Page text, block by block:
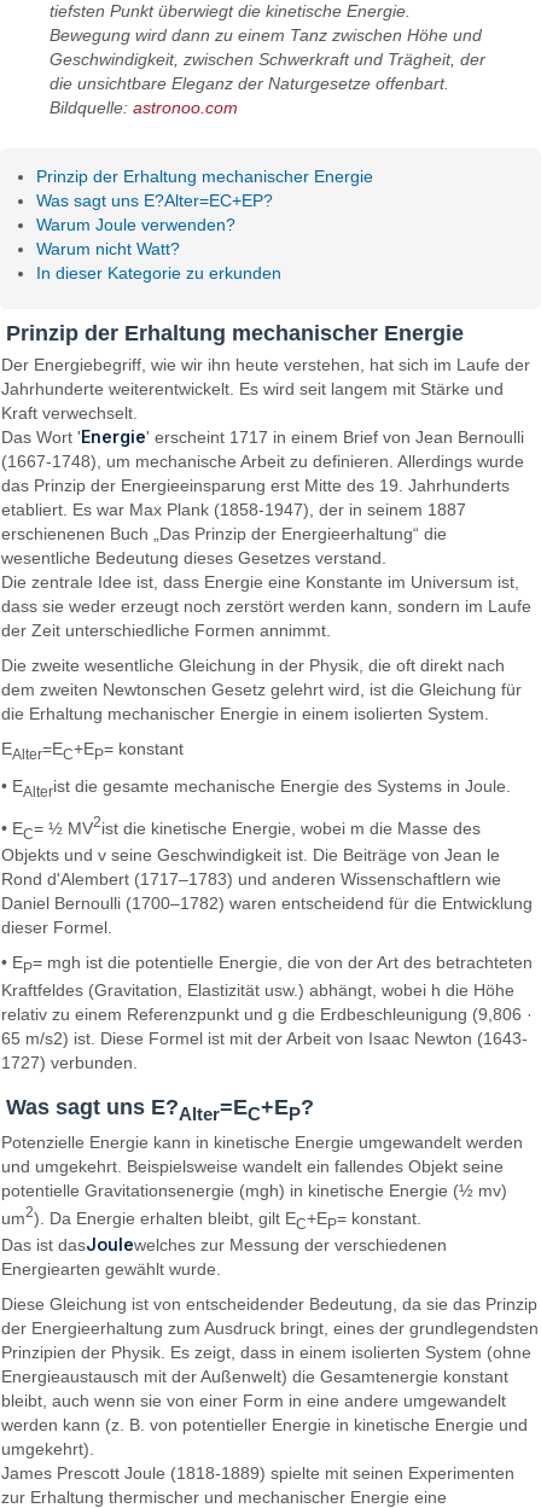
tiefsten Punkt überwiegt die kinetische Energie.
Bewegung wird dann zu einem Tanz zwischen Höhe und
Geschwindigkeit, zwischen Schwerkraft und Trägheit, der
die unsichtbare Eleganz der Naturgesetze offenbart.
Bildquelle:astronoo.com
Prinzip der Erhaltung mechanischer Energie
Was sagt uns E?Alter=EC+EP?
Warum Joule verwenden?
Warum nicht Watt?
In dieser Kategorie zu erkunden
Prinzip der Erhaltung mechanischer Energie
Der Energiebegriff, wie wir ihn heute verstehen, hat sich im Laufe der
Jahrhunderte weiterentwickelt. Es wird seit langem mit Stärke und
Kraft verwechselt.
Das Wort 'Energie' erscheint 1717 in einem Brief von Jean Bernoulli
(1667-1748), um mechanische Arbeit zu definieren. Allerdings wurde
das Prinzip der Energieeinsparung erst Mitte des 19. Jahrhunderts
etabliert. Es war Max Plank (1858-1947), der in seinem 1887
erschienenen Buch „Das Prinzip der Energieerhaltung“ die
wesentliche Bedeutung dieses Gesetzes verstand.
Die zentrale Idee ist, dass Energie eine Konstante im Universum ist,
dass sie weder erzeugt noch zerstört werden kann, sondern im Laufe
der Zeit unterschiedliche Formen annimmt.
Die zweite wesentliche Gleichung in der Physik, die oft direkt nach
dem zweiten Newtonschen Gesetz gelehrt wird, ist die Gleichung für
die Erhaltung mechanischer Energie in einem isolierten System.
EAlter=EC+EP= konstant
• EAlterist die gesamte mechanische Energie des Systems in Joule.
• EC= ½ MV2ist die kinetische Energie, wobei m die Masse des
Objekts und v seine Geschwindigkeit ist. Die Beiträge von Jean le
Rond d'Alembert (1717–1783) und anderen Wissenschaftlern wie
Daniel Bernoulli (1700–1782) waren entscheidend für die Entwicklung
dieser Formel.
• EP= mgh ist die potentielle Energie, die von der Art des betrachteten
Kraftfeldes (Gravitation, Elastizität usw.) abhängt, wobei h die Höhe
relativ zu einem Referenzpunkt und g die Erdbeschleunigung (9,806 ·
65 m/s2) ist. Diese Formel ist mit der Arbeit von Isaac Newton (1643-
1727) verbunden.
Was sagt uns E?Alter=EC+EP?
Potenzielle Energie kann in kinetische Energie umgewandelt werden
und umgekehrt. Beispielsweise wandelt ein fallendes Objekt seine
potentielle Gravitationsenergie (mgh) in kinetische Energie (½ mv)
um2). Da Energie erhalten bleibt, gilt EC+EP= konstant.
Das ist dasJoulewelches zur Messung der verschiedenen
Energiearten gewählt wurde.
Diese Gleichung ist von entscheidender Bedeutung, da sie das Prinzip
der Energieerhaltung zum Ausdruck bringt, eines der grundlegendsten
Prinzipien der Physik. Es zeigt, dass in einem isolierten System (ohne
Energieaustausch mit der Außenwelt) die Gesamtenergie konstant
bleibt, auch wenn sie von einer Form in eine andere umgewandelt
werden kann (z. B. von potentieller Energie in kinetische Energie und
umgekehrt).
James Prescott Joule (1818-1889) spielte mit seinen Experimenten
zur Erhaltung thermischer und mechanischer Energie eine